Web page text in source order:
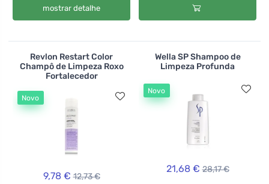
mostrar detalhe
Revlon Restart Color
Champô de Limpeza Roxo
Fortalecedor
Novo
9,78 € 12,73 €
Wella SP Shampoo de
Limpeza Profunda
Novo
21,68 € 28,17 €